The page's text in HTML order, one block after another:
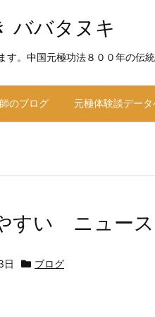
ババタヌキ
す。中国元極功法８００年の伝
のブログ 元極体験談データ
すい ニュー
日 ブログ